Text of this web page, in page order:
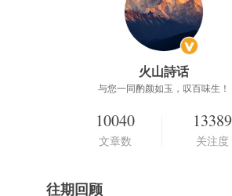
火山詩话
与您一同酌颜如玉，叹百味生！
10040
文章数
13389
关注度
往期回顾